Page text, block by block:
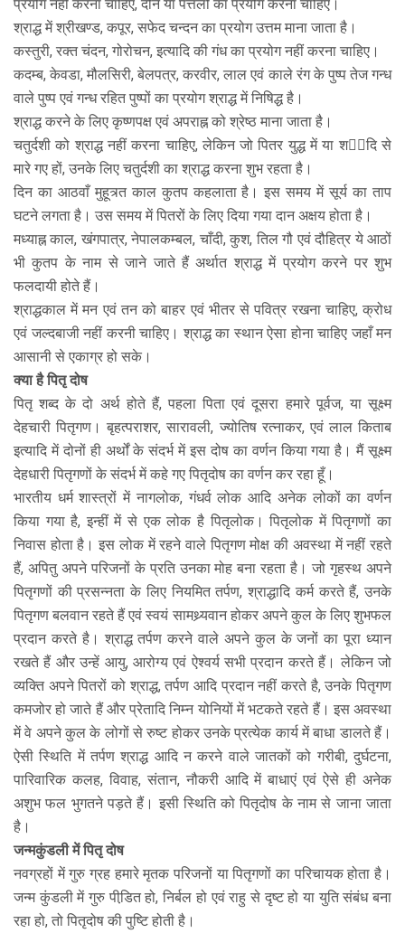
प्रयोग नहीं करना चाहिए, दौने या पत्तलोंं का प्रयोग करना चाहिए।
श्राद्ध में श्रीखण्ड, कपूर, सफेद चन्दन का प्रयोग उत्तम माना जाता है।
कस्तुरी, रक्त चंदन, गोरोचन, इत्यादि की गंध का प्रयोग नहीं करना चाहिए।
कदम्ब, केवडा, मौलसिरी, बेलपत्र, करवीर, लाल एवं काले रंग के पुष्प तेज गन्ध
वाले पुष्प एवं गन्ध रहित पुष्पों का प्रयोग श्राद्ध में निषिद्ध है।
श्राद्ध करने के लिए कृष्णपक्ष एवं अपराह्न को श्रेष्ठ माना जाता है।
चतुर्दशी को श्राद्ध नहीं करना चाहिए, लेकिन जो पितर युद्ध में या शादि से
मारे गए हों, उनके लिए चतुर्दशी का श्राद्ध करना शुभ रहता है।
दिन का आठवाँ मुहूत्र्त काल कुतप कहलाता है। इस समय में सूर्य का ताप
घटने लगता है। उस समय में पितरों के लिए दिया गया दान अक्षय होता है।
मध्याह्न काल, खंगपात्र, नेपालकम्बल, चाँदी, कुश, तिल गौ एवं दौहित्र ये आठों
भी कुतप के नाम से जाने जाते हैं अर्थात श्राद्ध में प्रयोग करने पर शुभ
फलदायी होते हैं।
श्राद्धकाल में मन एवं तन को बाहर एवं भीतर से पवित्र रखना चाहिए, क्रोध
एवं जल्दबाजी नहीं करनी चाहिए। श्राद्ध का स्थान ऐसा होना चाहिए जहाँ मन
आसानी से एकाग्र हो सके।
क्या है पितृ दोष
पितृ शब्द के दो अर्थ होते हैं, पहला पिता एवं दूसरा हमारे पूर्वज, या सूक्ष्म
देहचारी पितृगण। बृहत्पराशर, सारावली, ज्योतिष रत्नाकर, एवं लाल किताब
इत्यादि में दोनों ही अर्थों के संदर्भ में इस दोष का वर्णन किया गया है। मैं सूक्ष्म
देहधारी पितृगणों के संदर्भ में कहे गए पितृदोष का वर्णन कर रहा हूँ।
भारतीय धर्म शास्त्रों में नागलोक, गंधर्व लोक आदि अनेक लोकों का वर्णन
किया गया है, इन्हीं में से एक लोक है पितृलोक। पितृलोक में पितृगणों का
निवास होता है। इस लोक में रहने वाले पितृगण मोक्ष की अवस्था में नहीं रहते
हैं, अपितु अपने परिजनों के प्रति उनका मोह बना रहता है। जो गृहस्थ अपने
पितृगणों की प्रसन्नता के लिए नियमित तर्पण, श्राद्धादि कर्म करते हैं, उनके
पितृगण बलवान रहते हैं एवं स्वयं सामथ्र्यवान होकर अपने कुल के लिए शुभफल
प्रदान करते है। श्राद्ध तर्पण करने वाले अपने कुल के जनों का पूरा ध्यान
रखते हैं और उन्हें आयु, आरोग्य एवं ऐश्वर्य सभी प्रदान करते हैं। लेकिन जो
व्यक्ति अपने पितरों को श्राद्ध, तर्पण आदि प्रदान नहीं करते है, उनके पितृगण
कमजोर हो जाते हैं और प्रेतादि निम्न योनियों में भटकते रहते हैं। इस अवस्था
में वे अपने कुल के लोगों से रुष्ट होकर उनके प्रत्येक कार्य में बाधा डालते हैं।
ऐसी स्थिति में तर्पण श्राद्ध आदि न करने वाले जातकों को गरीबी, दुर्घटना,
पारिवारिक कलह, विवाह, संतान, नौकरी आदि में बाधाएं एवं ऐसे ही अनेक
अशुभ फल भुगतने पड़ते हैं। इसी स्थिति को पितृदोष के नाम से जाना जाता
है।
जन्मकुंडली में पितृ दोष
नवग्रहों में गुरु ग्रह हमारे मृतक परिजनों या पितृगणों का परिचायक होता है।
जन्म कुंडली में गुरु पीडि़त हो, निर्बल हो एवं राहु से दृष्ट हो या युति संबंध बना
रहा हो, तो पितृदोष की पुष्टि होती है।